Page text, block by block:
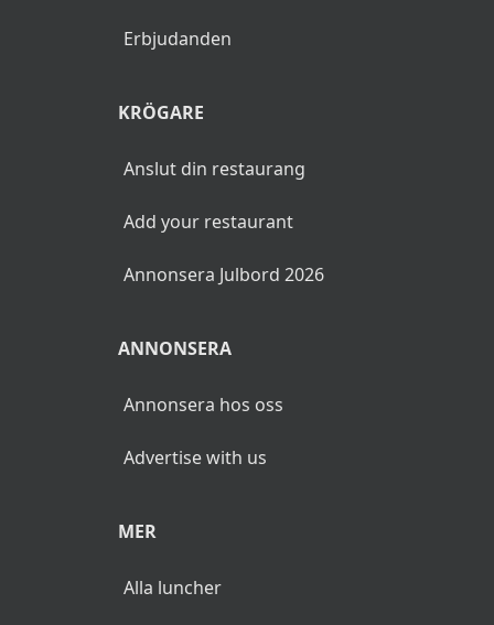
Erbjudanden
KRÖGARE
Anslut din restaurang
Add your restaurant
Annonsera Julbord 2026
ANNONSERA
Annonsera hos oss
Advertise with us
MER
Alla luncher